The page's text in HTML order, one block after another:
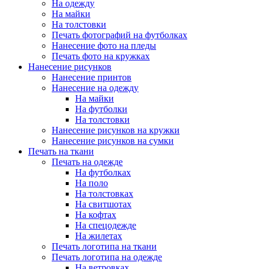
На одежду
На майки
На толстовки
Печать фотографий на футболках
Нанесение фото на пледы
Печать фото на кружках
Нанесение рисунков
Нанесение принтов
Нанесение на одежду
На майки
На футболки
На толстовки
Нанесение рисунков на кружки
Нанесение рисунков на сумки
Печать на ткани
Печать на одежде
На футболках
На поло
На толстовках
На свитшотах
На кофтах
На спецодежде
На жилетах
Печать логотипа на ткани
Печать логотипа на одежде